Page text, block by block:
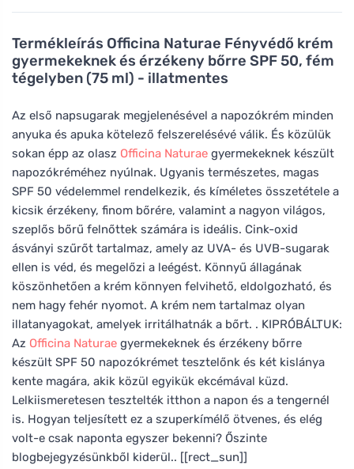
Termékleírás Officina Naturae Fényvédő krém
gyermekeknek és érzékeny bőrre SPF 50, fém
tégelyben (75 ml) - illatmentes
Az első napsugarak megjelenésével a napozókrém minden
anyuka és apuka kötelező felszerelésévé válik. És közülük
sokan épp az olasz Officina Naturae gyermekeknek készült
napozókréméhez nyúlnak. Ugyanis természetes, magas
SPF 50 védelemmel rendelkezik, és kíméletes összetétele a
kicsik érzékeny, finom bőrére, valamint a nagyon világos,
szeplős bőrű felnőttek számára is ideális. Cink-oxid
ásványi szűrőt tartalmaz, amely az UVA- és UVB-sugarak
ellen is véd, és megelőzi a leégést. Könnyű állagának
köszönhetően a krém könnyen felvihető, eldolgozható, és
nem hagy fehér nyomot. A krém nem tartalmaz olyan
illatanyagokat, amelyek irritálhatnák a bőrt. . KIPRÓBÁLTUK:
Az Officina Naturae gyermekeknek és érzékeny bőrre
készült SPF 50 napozókrémet tesztelőnk és két kislánya
kente magára, akik közül egyikük ekcémával küzd.
Lelkiismeretesen tesztelték itthon a napon és a tengernél
is. Hogyan teljesített ez a szuperkímélő ötvenes, és elég
volt-e csak naponta egyszer bekenni? Őszinte
blogbejegyzésünkből kiderül.. [[rect_sun]]